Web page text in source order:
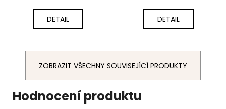
DETAIL DETAIL
ZOBRAZIT VŠECHNY SOUVISEJÍCÍ PRODUKTY
Hodnocení produktu
V